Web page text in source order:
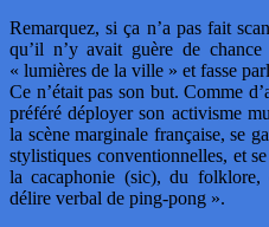
Remarquez, si ça n’a pas fait
qu’il n’y avait guère de
« lumières de la ville » et fasse
Ce n’était pas son but. Comme
préféré déployer son activisme
la scène marginale française, se
stylistiques conventionnelles, et
la cacaphonie (sic), du folklore,
délire verbal de ping-pong ».